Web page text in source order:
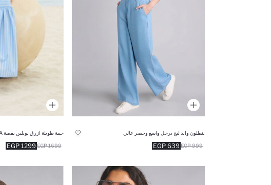
بنطلون وايد ليج برجل واسع وخصر عالي
639 EGP 999 EGP
جيبة طويلة ازرق بوبلين بقصة A بخصر عادي
1299 EGP 1699 EGP